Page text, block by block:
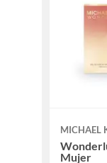
MICHAEL
Mujer